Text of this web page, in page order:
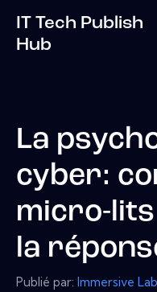
IT Tech Publish
Hub
La
cyber:
micro-
la
Publié par: Immersive